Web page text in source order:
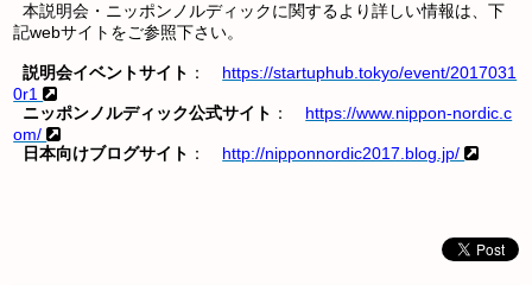
本説明会・ニッポンノルディックに関するより詳しい情報は、下
記webサイトをご参照下さい。
説明会イベントサイト ： https://startuphub.tokyo/event/2017031
0r1
ニッポンノルディック公式サイト ： https://www.nippon-nordic.c
om/
日本向けブログサイト ： http://nipponnordic2017.blog.jp/